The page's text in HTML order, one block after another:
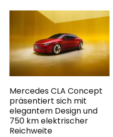
Mercedes CLA Concept
präsentiert sich mit
elegantem Design und
750 km elektrischer
Reichweite